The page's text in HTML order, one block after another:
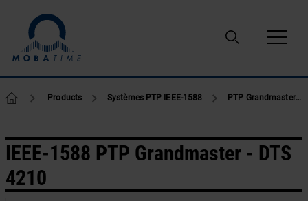
Products Systèmes PTP IEEE-1588 PTP Grandmaster
IEEE-1588 PTP Grandmaster - DTS
4210